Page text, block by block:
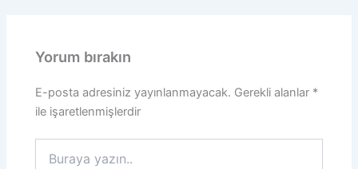
Yorum bırakın
E-posta adresiniz yayınlanmayacak. Gerekli alanlar *
ile işaretlenmişlerdir
yazın..